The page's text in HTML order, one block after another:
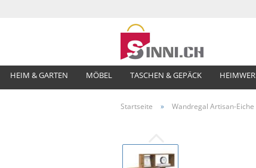
HEIM & GARTEN MÖBEL TASCHEN & GEPÄCK
Startseite »
Wandregal Artisan-